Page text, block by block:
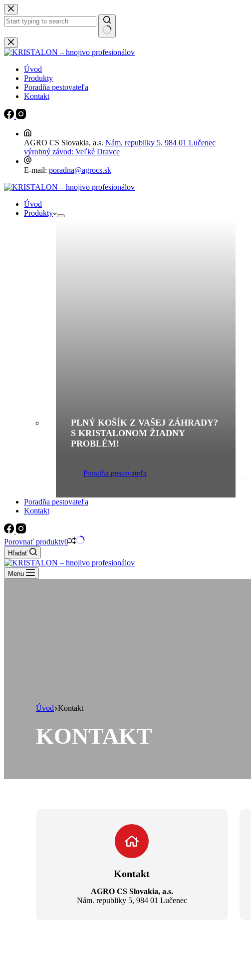
Späť
na
obsah
Žiadne
výsledky
Úvod
Produkty
Poradňa pestovateľa
Kontakt
AGRO CS Slovakia, a.s. Nám. republiky 5, 984 01 Lučenec
výrobný závod: Veľké Dravce
E-mail: poradna@agrocs.sk
Úvod
Produkty
PLNÝ KOŠÍK Z VAŠEJ ZÁHRADY?
S KRISTALONOM ŽIADNY
PROBLÉM!
Poradňa pestovateľa
Poradňa pestovateľa
Kontakt
Porovnať produkty0
Hľadať
Menu
Úvod Kontakt
KONTAKT
Kontakt
AGRO CS Slovakia, a.s.
Nám. republiky 5, 984 01 Lučenec